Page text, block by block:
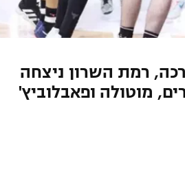
אחרי הארכה, רמת השרון ניצחה
חולון. בן גונן הצטיין עם 10 שערים, מוטולה ופאבלוביץ'